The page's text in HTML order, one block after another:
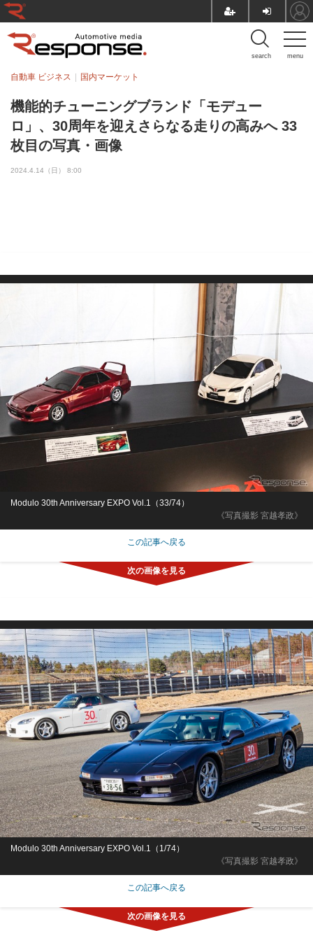
menu
search
機能的チューニングブランド「モデュー
ロ」、30周年を迎えさらなる走りの高みへ 33
枚目の写真・画像
自動車 ビジネス 国内マーケット
2024.4.14（日） 8:00
《写真撮影 宮越孝政》
Modulo 30th Anniversary EXPO Vol.1（33/74）
この記事へ戻る
《写真撮影 宮越孝政》
Modulo 30th Anniversary EXPO Vol.1（1/74）
この記事へ戻る